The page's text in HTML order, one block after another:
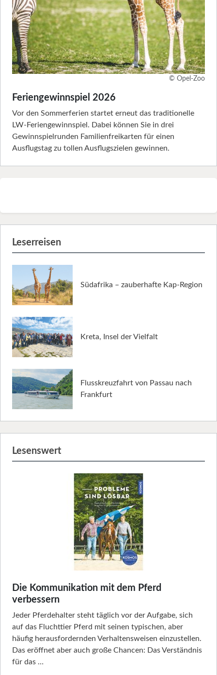
© Opel-Zoo
Feriengewinnspiel 2026
Vor den Sommerferien startet erneut das traditionelle
LW-Feriengewinnspiel. Dabei können Sie in drei
Gewinnspielrunden Familienfreikarten für einen
Ausflugstag zu tollen Ausflugszielen gewinnen.
Leserreisen
Südafrika – zauberhafte Kap-Region
Kreta, Insel der Vielfalt
Flusskreuzfahrt von Passau nach
Frankfurt
Lesenswert
Die Kommunikation mit dem Pferd
verbessern
Jeder Pferdehalter steht täglich vor der Aufgabe, sich
auf das Fluchttier Pferd mit seinen typischen, aber
häufig herausfordernden Verhaltensweisen einzustellen.
Das eröffnet aber auch große Chancen: Das Verständnis
für das …